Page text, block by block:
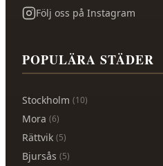
Följ oss på Instagram
POPULÄRA STÄDER
Stockholm (10)
Mora (6)
Rättvik (5)
Bjursås (5)